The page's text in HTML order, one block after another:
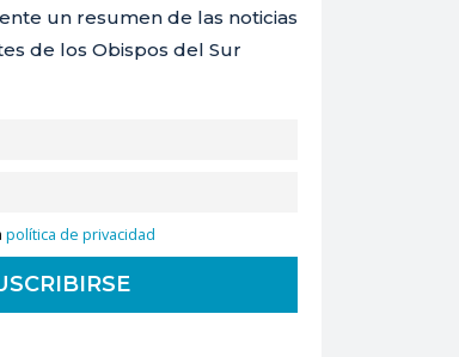
un resumen de las noticias
de los Obispos del Sur
política de privacidad